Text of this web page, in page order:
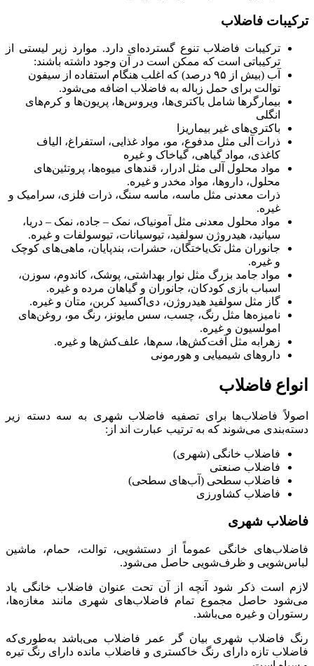
ترکیبات فاضلاب
ترکیبات فاضلاب تنوع گسترده‌ای دارد. موارد زیر لیستی از
ترکیباتی است که ممکن است در آن وجود داشته باشند:
آب (بیش از ۹۵ درصد) که اغلب هنگام استفاده از سیفون
توالت برای حمل زباله به فاضلاب اضافه می‌شود.
بیمارگرها شامل باکتری‌ها، ویروس‌ها، پریون‌ها و کرم‌های
انگلی
باکتری‌های غیر بیماریزا
ذرات آلی مثل مدفوع، مو، مواد غذایی، استفراغ، الیاف
کاغذی، مواد گیاهی، گیاخاک و غیره
مواد محلول آلی مثل ادرار، قندهای میوه‌ها، پروتئین‌های
محلول، داروها، مواد مخدر و غیره.
ذرات معدنی مثل ماسه، ماسه سنگ، ذرات فلزی، سرامیک و
غیره.
مواد محلول معدنی مثل آمونیاک، نمک – جاده، نمک – دریا،
سیانید، هیدروژن سولفید، تیوسیانات، تیوسولفات و غیره.
جانوران مثل تک‌یاختگان، حشرات، بندپایان، ماهی‌های کوچک
و غیره.
مواد جامد بزرگ مثل نوار بهداشتی، پوشک، کاندوم، سوزن،
اسباب بازی کودکان، جانوران و گیاهان مرده و غیره.
گاز مثل سولفید هیدروژن، دی‌اکسید کربن، متان و غیره.
نامیزه‌ها مثل رنگ، چسب، سس مایونز، رنگ مو، روغن‌های
امولسیون و غیره.
زهرابه مثل آفت‌کش‌ها، سم‌ها، علف‌کش‌ها و غیره.
داروهای شیمیایی و هورمونی
انواع فاضلاب
اصولاً فاضلاب‌ها برای تصفیه فاضلاب شهری به سه دسته زیر
دسته‌بندی می‌شوند که به ترتیب عبارت اند از:
فاضلاب خانگی (شهری)
فاضلاب صنعتی
فاضلاب سطحی (آب‌های سطحی)
فاضلاب کشاورزی
فاضلاب شهری
فاضلاب‌های خانگی عموماً از دستشویی، توالت، حمام، ماشین
لباس‌شویی و ظرف‌شویی حاصل می‌شود.
لازم است ذکر شود آنچه از آن تحت عنوان فاضلاب خانگی یاد
می‌شود حاصل مجموع تمام فاضلاب‌های شهری مانند مغازه‌ها،
رستوران و غیره می‌باشد.
رنگ فاضلاب شهری بیان گر عمر فاضلاب می‌باشد به‌طوری‌که
فاضلاب تازه دارای رنگ خاکستری و فاضلاب مانده دارای رنگ تیره